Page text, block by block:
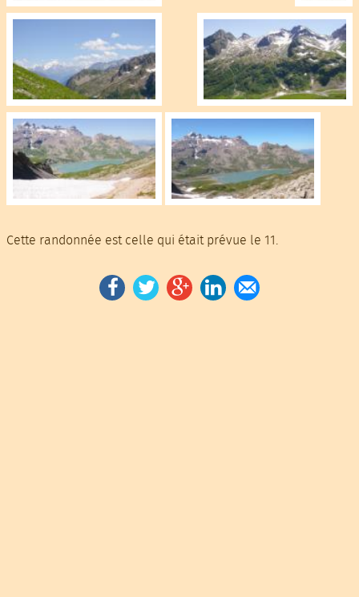
Cette randonnée est celle qui était prévue le 11.